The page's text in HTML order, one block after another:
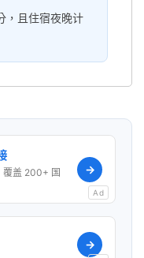
，且住宿夜晚计
覆盖 200+ 国
→
Ad
→